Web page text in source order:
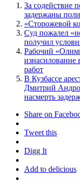
За содействие
задержаны
«Сторожевой
Суд пожалел
получил
Рабочий
изнасилование
работ
В Кузбассе
Дмитрий
насмерть
Share on
Tweet this
Digg It
Add to delicious